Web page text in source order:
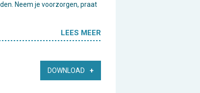
Neem je voorzorgen, praat
LEES MEER
DOWNLOAD